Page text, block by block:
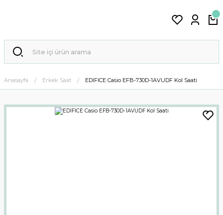
Anasayfa Erkek Saat EDIFICE Casio EFB-730D-1AVUDF Kol Saati